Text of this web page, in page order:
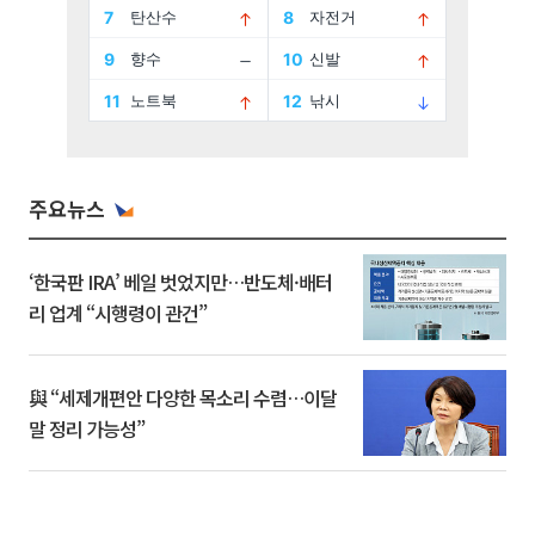
주요뉴스
‘한국판 IRA’ 베일 벗었지만…반도체·배터
리 업계 “시행령이 관건”
與 “세제개편안 다양한 목소리 수렴…이달
말 정리 가능성”